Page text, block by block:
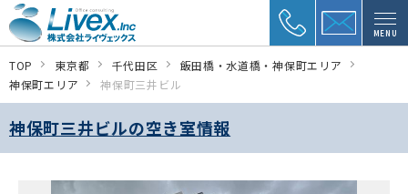
MENU
TOP 東京都 千代田区
飯田橋・水道橋・神保町エリア
神保町エリア
神保町三井ビル
神保町三井ビルの空き室情報